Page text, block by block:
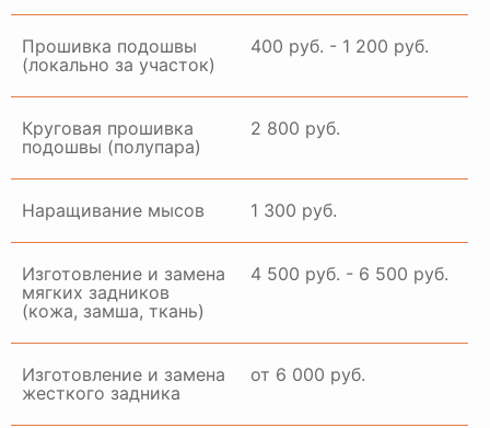
Прошивка подошвы
(локально за участок)
400 руб. - 1 200 руб.
Круговая прошивка
подошвы (полупара)
2 800 руб.
Наращивание мысов 1 300 руб.
Изготовление и замена
мягких задников
(кожа, замша, ткань)
4 500 руб. - 6 500 руб.
Изготовление и замена
жесткого задника
от 6 000 руб.